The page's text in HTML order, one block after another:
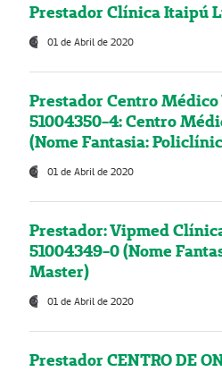
Prestador Clínica Itaipú
01 de Abril de 2020
Prestador Centro
51004350-4: Centro
(Nome Fantasia:
01 de Abril de 2020
Prestador: Vipmed
51004349-0 (Nome
Master)
01 de Abril de 2020
Prestador CENTRO DE